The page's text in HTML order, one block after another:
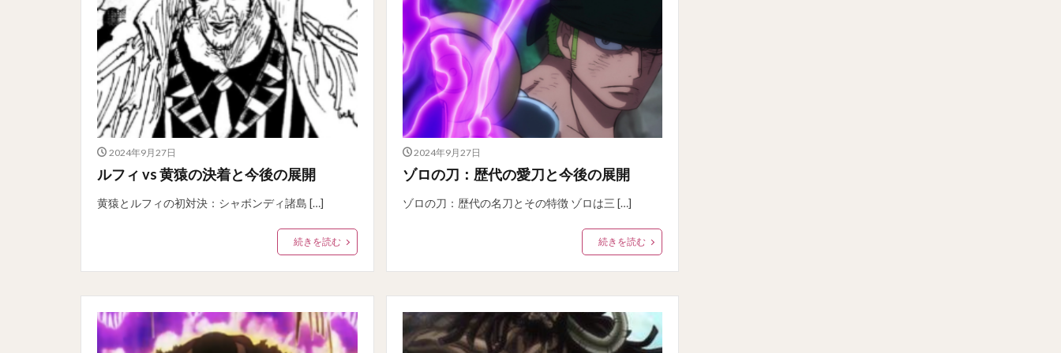
2024年9月27日
ルフィ vs 黄猿の決着と今後の展開
黄猿とルフィの初対決：シャボンディ諸島 […]
続きを読む
2024年9月27日
ゾロの刀：歴代の愛刀と今後の展開
ゾロの刀：歴代の名刀とその特徴 ゾロは三 […]
続きを読む